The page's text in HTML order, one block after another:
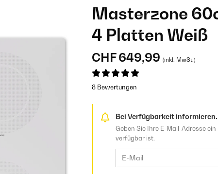
Masterzone
4 Platten Weiß
CHF 649,99 (inkl. MwSt.)
8 Bewertungen
Bei Verfügbarkeit informieren.
Geben Sie Ihre E-Mail-Adresse
verfügbar ist.